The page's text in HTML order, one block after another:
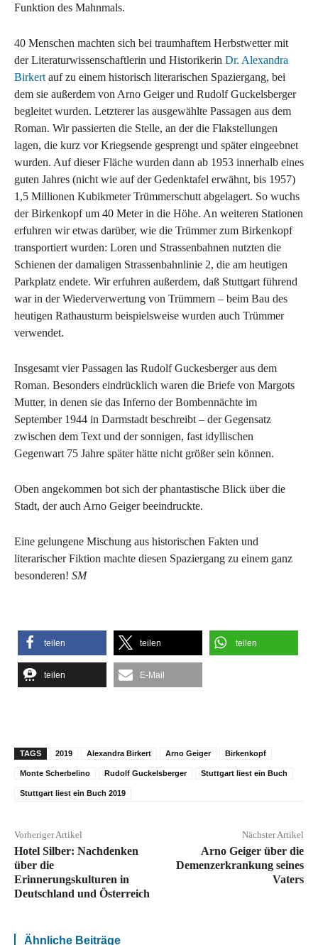
Funktion des Mahnmals.
40 Menschen machten sich bei traumhaftem Herbstwetter mit
der Literaturwissenschaftlerin und Historikerin Dr. Alexandra
Birkert auf zu einem historisch literarischen Spaziergang, bei
dem sie außerdem von Arno Geiger und Rudolf Guckelsberger
begleitet wurden. Letzterer las ausgewählte Passagen aus dem
Roman. Wir passierten die Stelle, an der die Flakstellungen
lagen, die kurz vor Kriegsende gesprengt und später eingeebnet
wurden. Auf dieser Fläche wurden dann ab 1953 innerhalb eines
guten Jahres (nicht wie auf der Gedenktafel erwähnt, bis 1957)
1,5 Millionen Kubikmeter Trümmerschutt abgelagert. So wuchs
der Birkenkopf um 40 Meter in die Höhe. An weiteren Stationen
erfuhren wir etwas darüber, wie die Trümmer zum Birkenkopf
transportiert wurden: Loren und Strassenbahnen nutzten die
Schienen der damaligen Strassenbahnlinie 2, die am heutigen
Parkplatz endete. Wir erfuhren außerdem, daß Stuttgart führend
war in der Wiederverwertung von Trümmern – beim Bau des
heutigen Rathausturm beispielsweise wurden auch Trümmer
verwendet.
Insgesamt vier Passagen las Rudolf Guckesberger aus dem
Roman. Besonders eindrücklich waren die Briefe von Margots
Mutter, in denen sie das Inferno der Bombennächte im
September 1944 in Darmstadt beschreibt – der Gegensatz
zwischen dem Text und der sonnigen, fast idyllischen
Gegenwart 75 Jahre später hätte nicht größer sein können.
Oben angekommen bot sich der phantastische Blick über die
Stadt, der auch Arno Geiger beeindruckte.
Eine gelungene Mischung aus historischen Fakten und
literarischer Fiktion machte diesen Spaziergang zu einem ganz
besonderen! SM
teilen teilen teilen
teilen E-Mail
TAGS 2019 Alexandra Birkert Arno Geiger Birkenkopf
Monte Scherbelino Rudolf Guckelsberger Stuttgart liest ein Buch
Stuttgart liest ein Buch 2019
Vorheriger Artikel
Hotel Silber: Nachdenken
über die
Erinnerungskulturen in
Deutschland und Österreich
Nächster Artikel
Arno Geiger über die
Demenzerkrankung seines
Vaters
Ähnliche Beiträge